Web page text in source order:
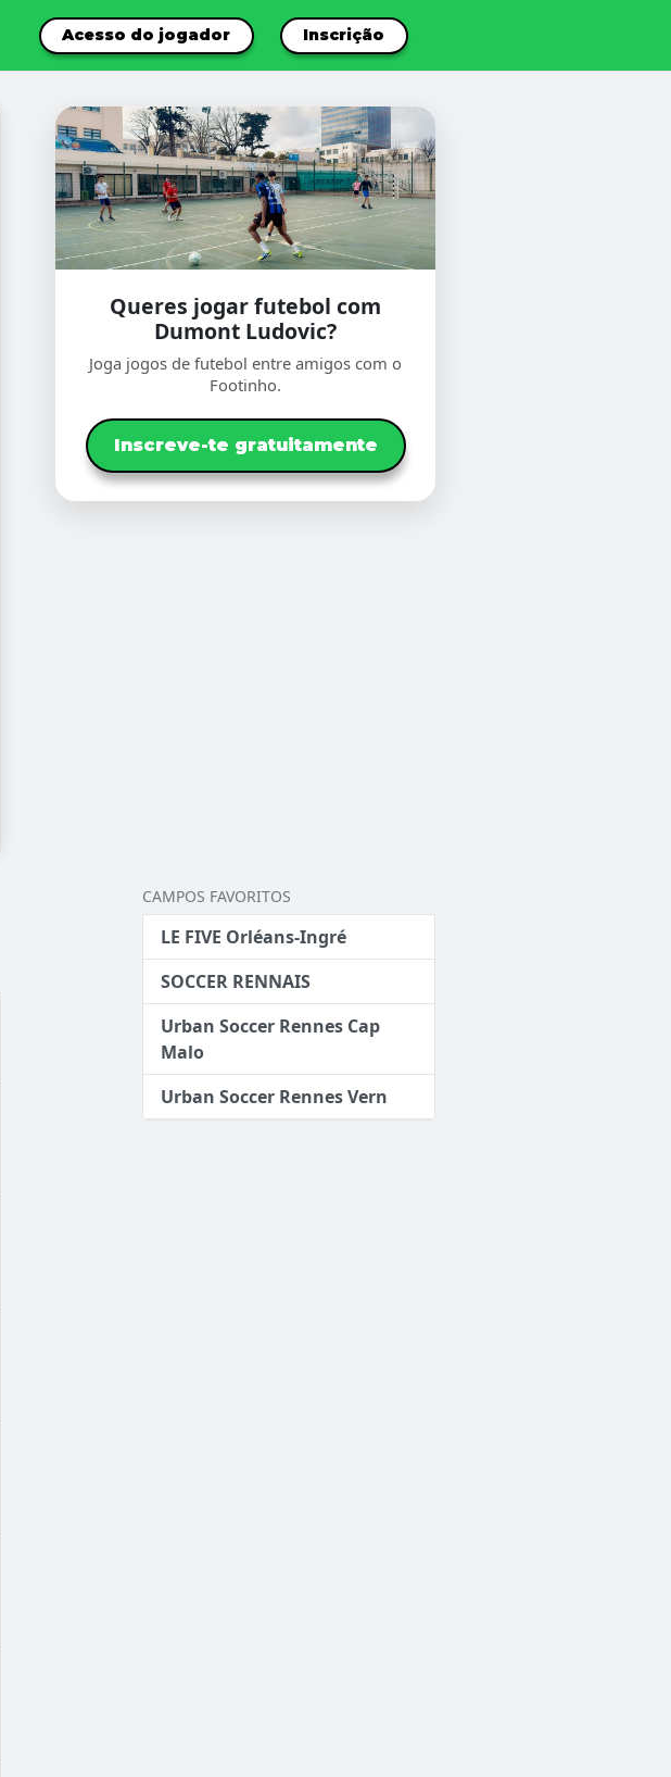
Acesso do jogador Inscrição
Queres jogar futebol com
Dumont Ludovic?
Joga jogos de futebol entre amigos com o
Footinho.
Inscreve-te gratuitamente
CAMPOS FAVORITOS
LE FIVE Orléans-Ingré
SOCCER RENNAIS
Urban Soccer Rennes Cap
Malo
Urban Soccer Rennes Vern